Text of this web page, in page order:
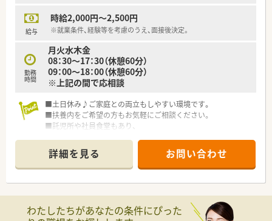
給与
時給2,000円～2,500円
※就業条件、経験等を考慮のうえ、面接後決定。
勤務
時間
月火水木金
08：30～17：30（休憩60分）
09：00～18：00（休憩60分）
※上記の間で応相談
■土日休み♪ご家庭との両立もしやすい環境です。
■扶養内をご希望の方もお気軽にご相談ください。
■託児所や社員食堂もあり、
■職員が働きやすい環境を整え、地域医療、福祉に貢献できるよ
う努めております。
詳細を見る お問い合わせ
わたしたちがあなたの条件にぴった